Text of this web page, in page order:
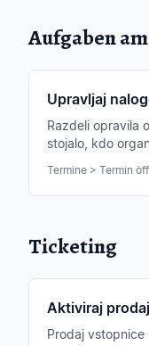
Aufgaben
Upravljaj
Razdeli opravila
stojalo, kdo
Termine > Termin
Ticketing
Aktiviraj
Prodaj